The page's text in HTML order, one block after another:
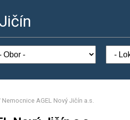
Nemocnice AGEL Nový Jičín a.s.